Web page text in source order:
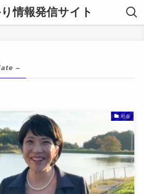
情報発信サイト
–
社会